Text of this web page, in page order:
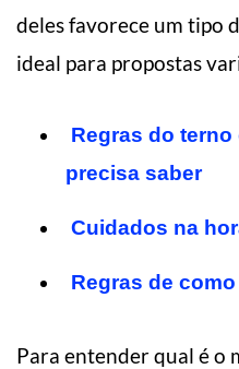
deles favorece um tipo
ideal para propostas
Regras do
precisa saber
Cuidados na
Regras de
Para entender qual é o